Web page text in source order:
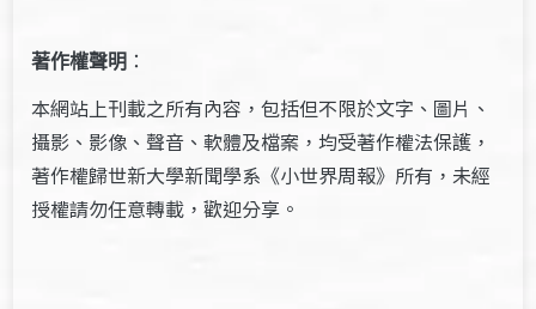
著作權聲明 ：
本網站上刊載之所有內容，包括但不限於文字、圖片、
攝影、影像、聲音、軟體及檔案，均受著作權法保護，
著作權歸世新大學新聞學系《小世界周報》所有，未經
授權請勿任意轉載，歡迎分享。